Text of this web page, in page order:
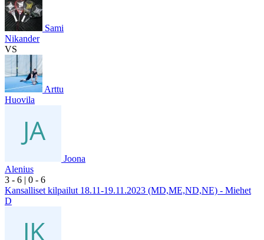
Sami
Nikander
VS
Arttu
Huovila
Joona
Alenius
3 - 6 | 0 - 6
Kansalliset kilpailut 18.11-19.11.2023 (MD,ME,ND,NE) - Miehet
D